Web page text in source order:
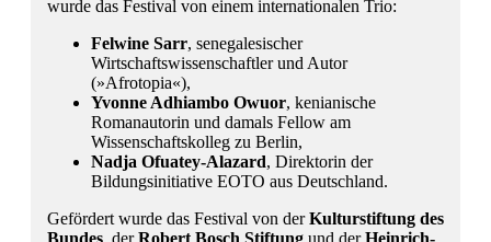
wurde das Festival von einem internationalen Trio:
Felwine Sarr, senegalesischer
Wirtschaftswissenschaftler und Autor
(»Afrotopia«),
Yvonne Adhiambo Owuor, kenianische
Romanautorin und damals Fellow am
Wissenschaftskolleg zu Berlin,
Nadja Ofuatey-Alazard, Direktorin der
Bildungsinitiative EOTO aus Deutschland.
Gefördert wurde das Festival von derKulturstiftung des